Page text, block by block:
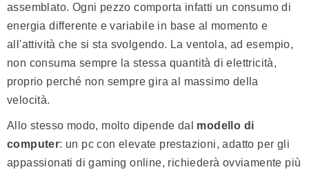
assemblato. Ogni pezzo comporta infatti un consumo di
energia differente e variabile in base al momento e
all'attività che si sta svolgendo. La ventola, ad esempio,
non consuma sempre la stessa quantità di elettricità,
proprio perché non sempre gira al massimo della
velocità.
Allo stesso modo, molto dipende dal modello di
computer: un pc con elevate prestazioni, adatto per gli
appassionati di gaming online, richiederà ovviamente più